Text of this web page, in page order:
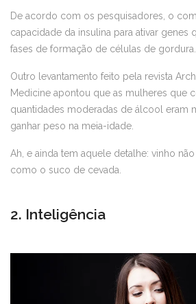
De acordo com os pesquisadores, o
capacidade da insulina para ativar genes
fases de formação de células de gordura.
Outro levantamento feito pela revista
Medicine apontou que as mulheres que
quantidades moderadas de álcool eram
ganhar peso na meia-idade.
Ah, e ainda tem aquele detalhe: vinho
como o suco de cevada.
2. Inteligência